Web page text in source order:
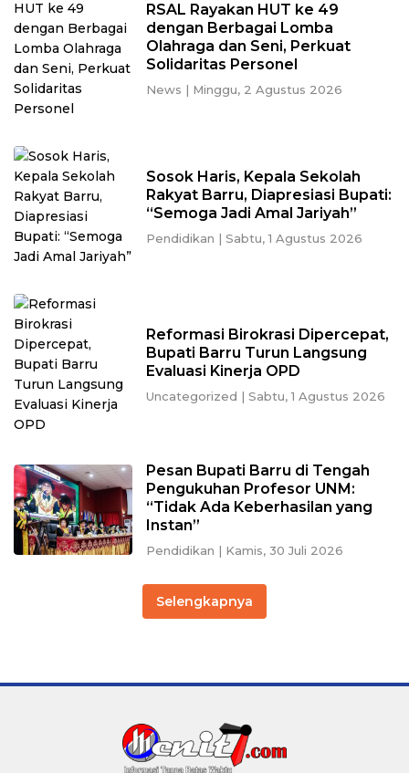
RSAL Rayakan HUT ke 49
dengan Berbagai Lomba
Olahraga dan Seni, Perkuat
Solidaritas Personel
News | Minggu, 2 Agustus 2026
Sosok Haris, Kepala Sekolah
Rakyat Barru, Diapresiasi Bupati:
“Semoga Jadi Amal Jariyah”
Pendidikan | Sabtu, 1 Agustus 2026
Reformasi Birokrasi Dipercepat,
Bupati Barru Turun Langsung
Evaluasi Kinerja OPD
Uncategorized | Sabtu, 1 Agustus 2026
Pesan Bupati Barru di Tengah
Pengukuhan Profesor UNM:
“Tidak Ada Keberhasilan yang
Instan”
Pendidikan | Kamis, 30 Juli 2026
Selengkapnya